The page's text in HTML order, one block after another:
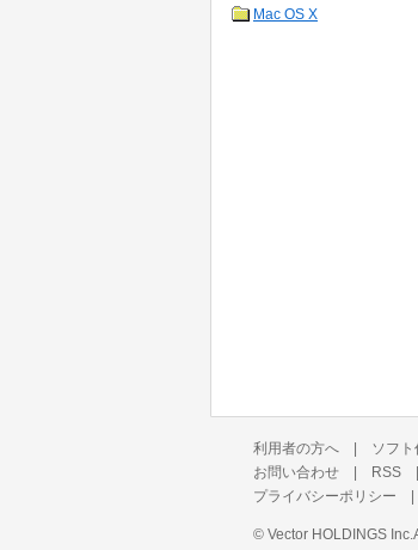
Mac OS X
利用者の方へ | ソフ
お問い合わせ | RSS
プライバシーポリシー
© Vector HOLDINGS Inc.